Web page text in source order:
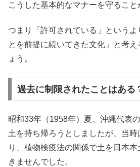
こうした基本的なマナーを守ること
つまり「許可されている」というよ
とを前提に続いてきた文化」と考
ょう。
過去に制限されたことはある
昭和33年（1958年）夏、沖縄代表
土を持ち帰ろうとしましたが、当
り、植物検疫法の関係で土を日本
きませんでした。